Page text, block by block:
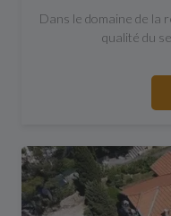
Dans le domaine de la
qualité du